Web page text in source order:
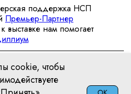
cookie, чтобы